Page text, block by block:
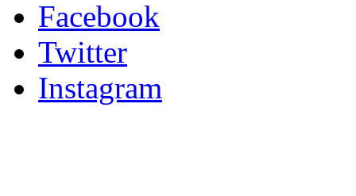
Facebook
Twitter
Instagram